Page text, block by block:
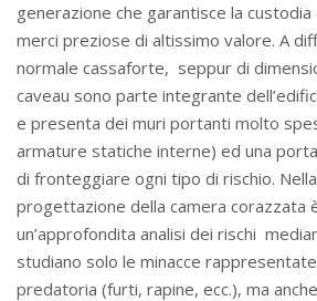
generazione che garantisce la
merci preziose di altissimo valore. A
normale cassaforte, seppur di
caveau sono parte integrante
e presenta dei muri portanti molto
armature statiche interne) ed una
di fronteggiare ogni tipo di rischio.
progettazione della camera corazzata
un’approfondita analisi dei rischi
studiano solo le minacce
predatoria (furti, rapine, ecc.), ma